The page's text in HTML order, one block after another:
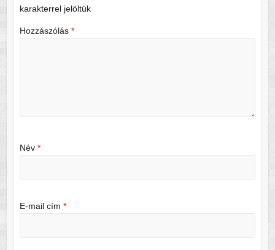
karakterrel jelöltük
Hozzászólás *
Név *
E-mail cím *